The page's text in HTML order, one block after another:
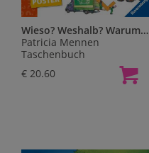
Wieso? Weshalb? Warum? Sonderband - Mein ABC der Fahrzeuge
Patricia Mennen
Taschenbuch
€ 20.60